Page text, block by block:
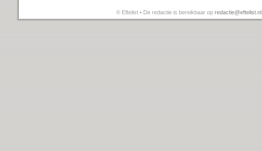
© Eftelist • De redactie is bereikbaar op redactie@eftelist.nl